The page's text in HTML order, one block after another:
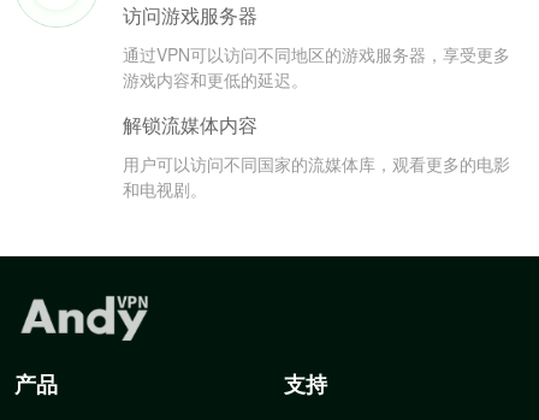
访问游戏服务器
通过VPN可以访问不同地区的游戏服务器，享受更多
游戏内容和更低的延迟。
解锁流媒体内容
用户可以访问不同国家的流媒体库，观看更多的电影
和电视剧。
产品 支持